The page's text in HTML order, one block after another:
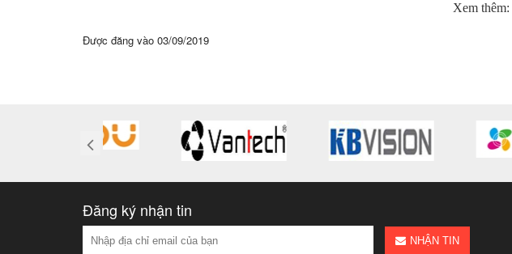
Xem thêm:
Được đăng vào 03/09/2019
Đăng ký nhận tin
NHẬN TIN